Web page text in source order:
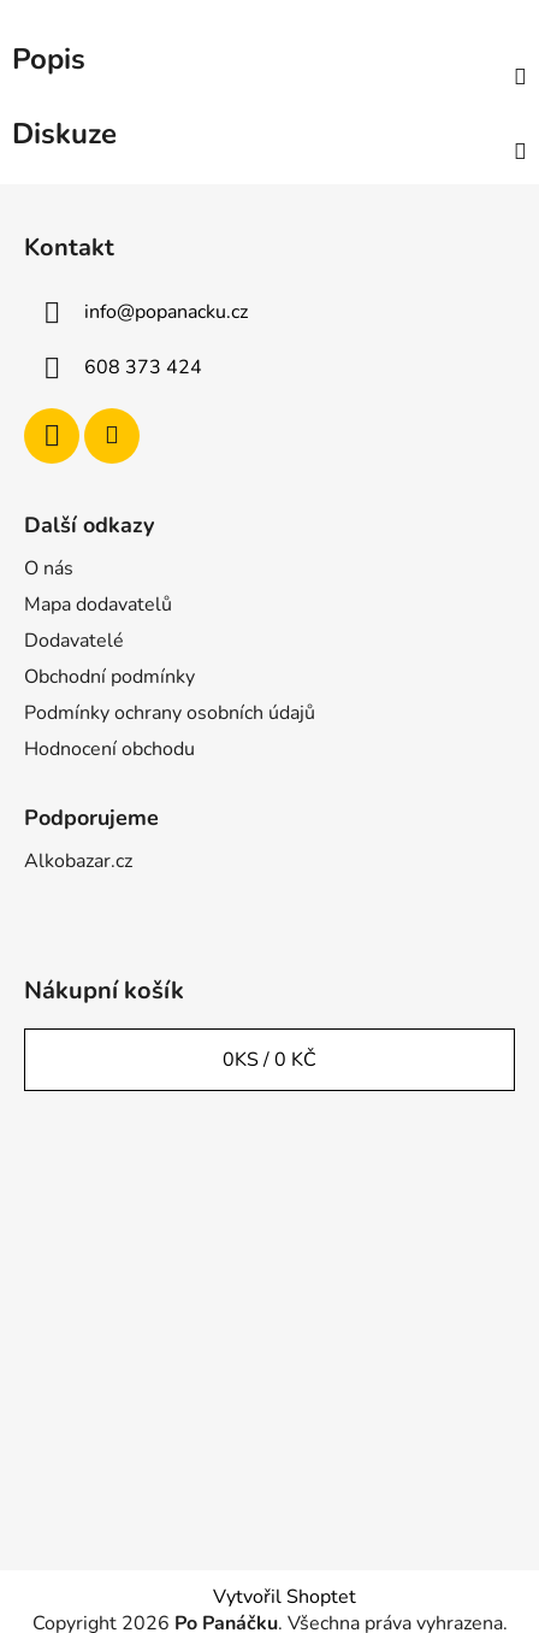
Popis
Diskuze
Kontakt
info@popanacku.cz
608 373 424
Další odkazy
O nás
Mapa dodavatelů
Dodavatelé
Obchodní podmínky
Podmínky ochrany osobních údajů
Hodnocení obchodu
Podporujeme
Alkobazar.cz
Nákupní košík
0KS /0 KČ
Vytvořil Shoptet
Copyright 2026 Po Panáčku. Všechna práva vyhrazena.